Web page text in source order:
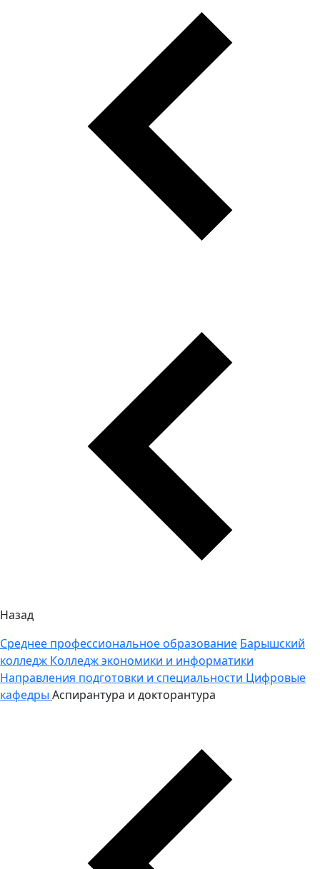
Назад
Среднее профессиональное образование Барышский
колледж Колледж экономики и информатики
Направления подготовки и специальности Цифровые
кафедры Аспирантура и докторантура